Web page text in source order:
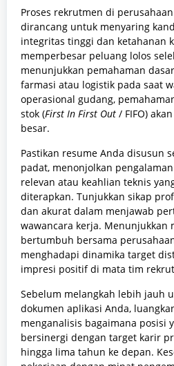
Proses rekrutmen di
dirancang untuk menyaring
integritas tinggi dan ketahanan
memperbesar peluang lolos
menunjukkan pemahaman
farmasi atau logistik pada saat
operasional gudang,
stok (First In First Out / FIFO)
besar.
Pastikan resume Anda disusun
padat, menonjolkan
relevan atau keahlian teknis
diterapkan. Tunjukkan sikap
dan akurat dalam menjawab
wawancara kerja. Menunjukkan
bertumbuh bersama
menghadapi dinamika target
impresi positif di mata tim
Sebelum melangkah lebih jauh
dokumen aplikasi Anda,
menganalisis bagaimana posisi
bersinergi dengan target karir
hingga lima tahun ke depan.